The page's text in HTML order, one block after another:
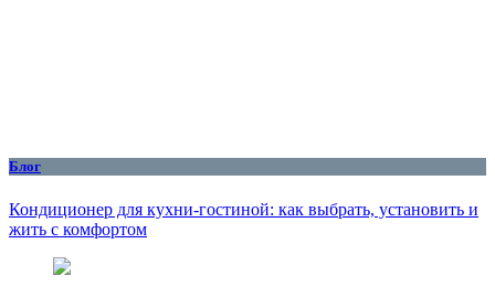
Блог
Кондиционер для кухни‑гостиной: как выбрать, установить и
жить с комфортом